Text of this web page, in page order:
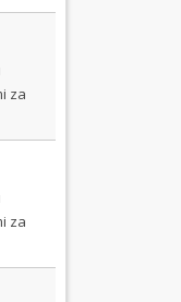
za
za